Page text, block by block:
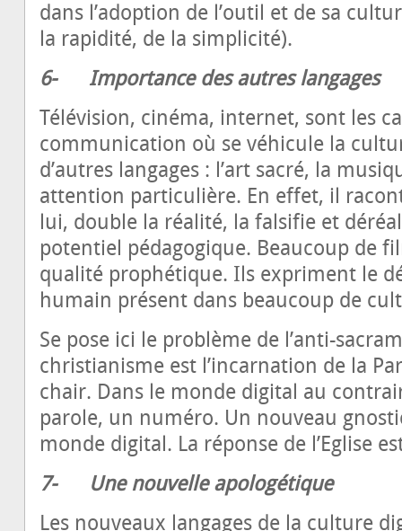
dans l’adoption de l’outil et de sa
la rapidité, de la simplicité).
6- Importance des autres langages
Télévision, cinéma, internet, sont les
communication où se véhicule la
d’autres langages : l’art sacré, la
attention particulière. En effet, il
lui, double la réalité, la falsifie et
potentiel pédagogique. Beaucoup de
qualité prophétique. Ils expriment le
humain présent dans beaucoup de
Se pose ici le problème de l’anti-
christianisme est l’incarnation de la
chair. Dans le monde digital au
parole, un numéro. Un nouveau
monde digital. La réponse de l’Eglise
7-
Une nouvelle apologétique
Les nouveaux langages de la culture